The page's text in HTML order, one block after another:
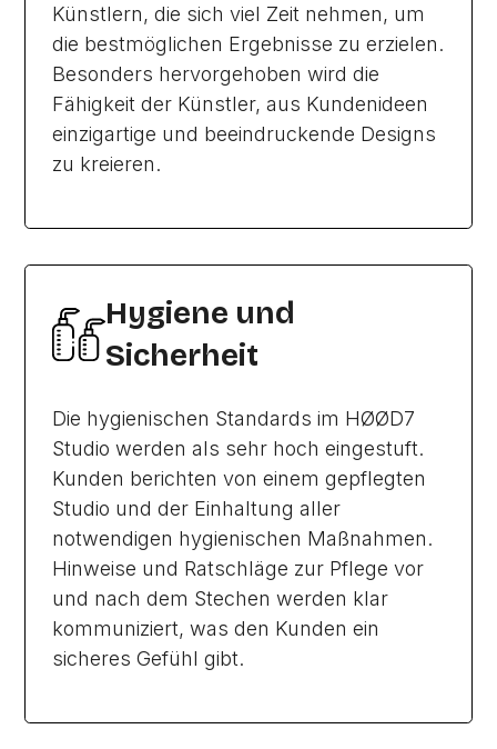
Künstlern, die sich viel Zeit nehmen, um
die bestmöglichen Ergebnisse zu erzielen.
Besonders hervorgehoben wird die
Fähigkeit der Künstler, aus Kundenideen
einzigartige und beeindruckende Designs
zu kreieren.
Hygiene und
Sicherheit
Die hygienischen Standards im HØØD7
Studio werden als sehr hoch eingestuft.
Kunden berichten von einem gepflegten
Studio und der Einhaltung aller
notwendigen hygienischen Maßnahmen.
Hinweise und Ratschläge zur Pflege vor
und nach dem Stechen werden klar
kommuniziert, was den Kunden ein
sicheres Gefühl gibt.